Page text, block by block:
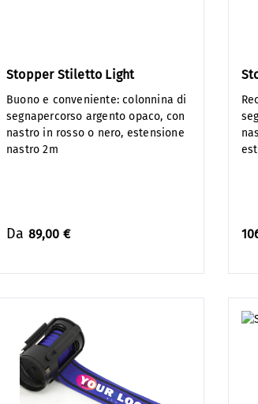
Stopper Stiletto Light
Buono e conveniente: colonnina di
segnapercorso argento opaco, con
nastro in rosso o nero, estensione
nastro 2m
Da 89,00 €